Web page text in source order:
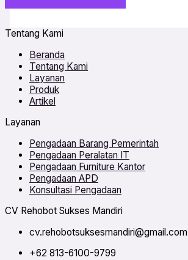
Tentang Kami
Beranda
Tentang Kami
Layanan
Produk
Artikel
Layanan
Pengadaan Barang Pemerintah
Pengadaan Peralatan IT
Pengadaan Furniture Kantor
Pengadaan APD
Konsultasi Pengadaan
CV Rehobot Sukses Mandiri
cv.rehobotsuksesmandiri@gmail.com
+62 813-6100-9799